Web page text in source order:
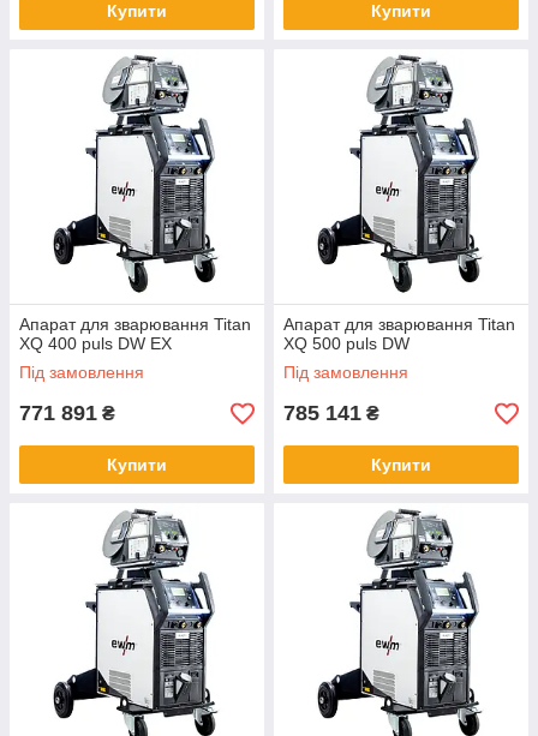
Купити Купити
Апарат для зварювання Titan
XQ 400 puls DW EX
Під замовлення
771 891 ₴
Купити
Апарат для зварювання Titan
XQ 500 puls DW
Під замовлення
785 141 ₴
Купити